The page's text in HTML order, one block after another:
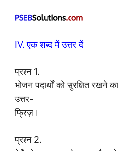
IV. एक शब्द में उत्तर दें
प्रश्न 1.
भोजन पदार्थों को सुरक्षित रखने
उत्तर-
फ्रिज़।
प्रश्न 2.